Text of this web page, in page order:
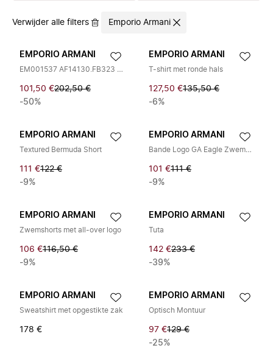
Verwijder alle filters Emporio Armani
EMPORIO ARMANI
EM001537 AF14130.FB323 Shirt
101,50 €202,50 €
-50%
EMPORIO ARMANI
T-shirt met ronde hals
127,50 €135,50 €
-6%
EMPORIO ARMANI
Textured Bermuda Short
111 €122 €
-9%
EMPORIO ARMANI
Bande Logo GA Eagle Zwemshort
101 €111 €
-9%
EMPORIO ARMANI
Zwemshorts met all-over logo
106 €116,50 €
-9%
EMPORIO ARMANI
Tuta
142 €233 €
-39%
EMPORIO ARMANI
Sweatshirt met opgestikte zak
178 €
EMPORIO ARMANI
Optisch Montuur
97 €129 €
-25%